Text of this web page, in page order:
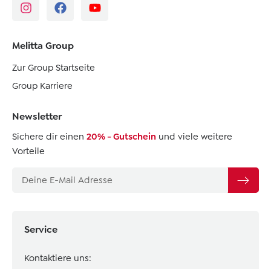
Service
Kontaktiere uns:
Melitta Group
Zur Group Startseite
Group Karriere
Newsletter
Sichere dir einen 20% - Gutschein und viele weitere
Vorteile